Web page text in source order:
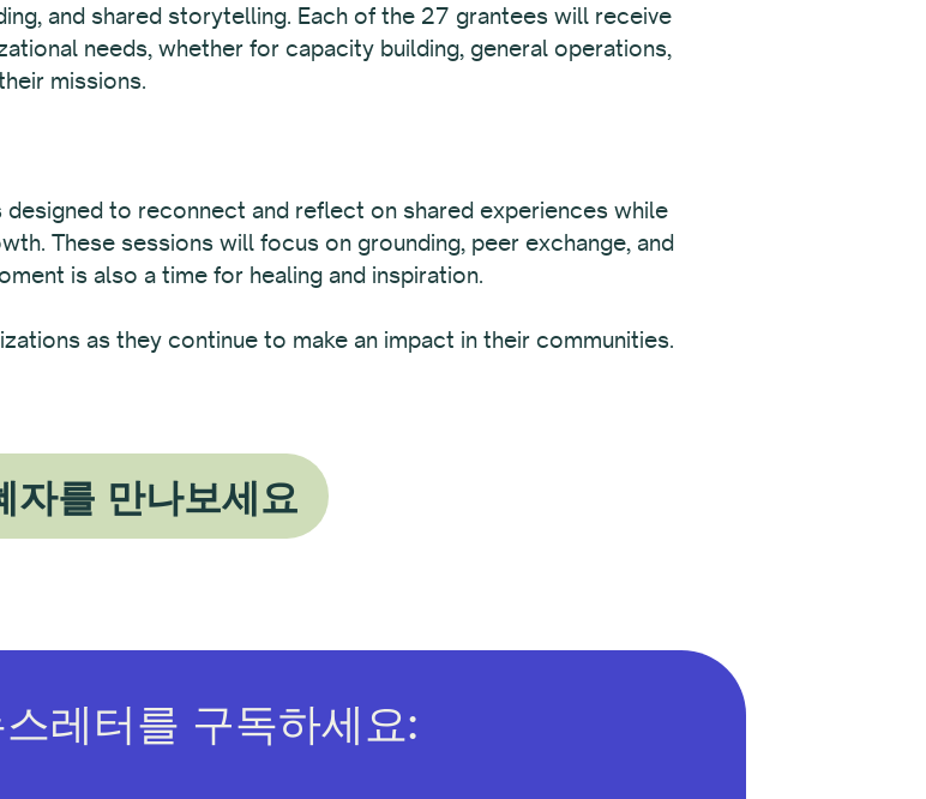
and shared storytelling. Each of the 27 grantees will receive
needs, whether for capacity building, general operations,
missions.
to reconnect and reflect on shared experiences while
These sessions will focus on grounding, peer exchange, and
is also a time for healing and inspiration.
as they continue to make an impact in their communities.
자를 만나보세요
레터를 구독하세요: